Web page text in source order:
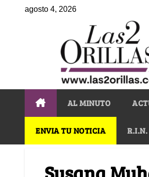
agosto 4, 2026
AL MINUTO
ENVIA TU NOTICIA R.I.N.